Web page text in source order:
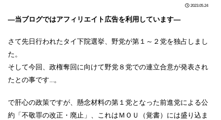
2023.05.24
―当ブログではアフィリエイト広告を利用しています―
さて先日行われたタイ下院選挙、野党が第１～２党を独占しまし
た。
そして今回、政権奪回に向けて野党８党での連立合意が発表され
たとの事です…。
で肝心の政策ですが、懸念材料の第１党となった前進党による公
約「不敬罪の改正・廃止」、これはＭＯＵ（覚書）には盛り込ま